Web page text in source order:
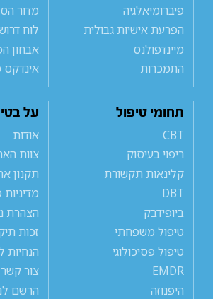
פיברומיאלגיה
הפרעת אישיות גבולית
מיינדפולנס
התמכרות
מדור
לוח
אבחון
תחומי טיפול
CBT
ריפוי בעיסוק
קלינאות תקשורת
DBT
ביופידבק
טיפול משפחתי
טיפול פסיכולוגי
EMDR
היפנוזה
על
אודות
צוות
תקנון
הצהרת
זכות
צור קשר
הרשם